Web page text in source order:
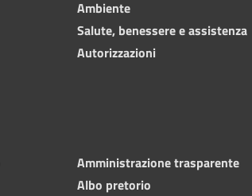
Ambiente
Salute, benessere e assistenza
Autorizzazioni
Amministrazione trasparente
Albo pretorio